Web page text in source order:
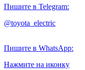
Пишите в Telegram:
@toyota_electric
Пишите в WhatsApp:
Нажмите на иконку